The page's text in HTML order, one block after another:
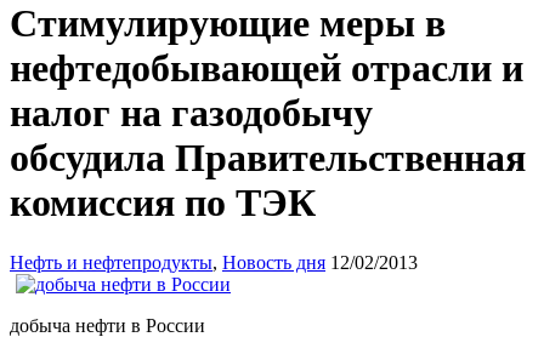
Стимулирующие меры в
нефтедобывающей отрасли и
налог на газодобычу
обсудила Правительственная
комиссия по ТЭК
Нефть и нефтепродукты, Новость дня 12/02/2013
добыча нефти в России